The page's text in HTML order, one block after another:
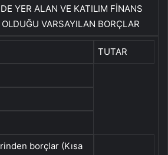
YER ALAN VE KATILIM FİNANS
VARSAYILAN BORÇLAR
TUTAR
borçlar (Kısa